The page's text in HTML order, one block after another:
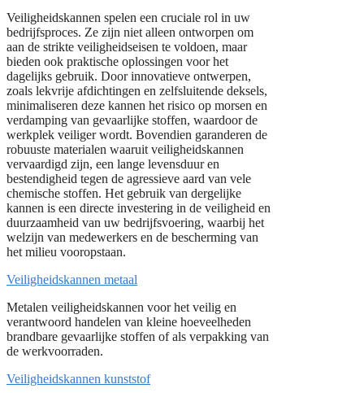
Veiligheidskannen spelen een cruciale rol in uw
bedrijfsproces. Ze zijn niet alleen ontworpen om
aan de strikte veiligheidseisen te voldoen, maar
bieden ook praktische oplossingen voor het
dagelijks gebruik. Door innovatieve ontwerpen,
zoals lekvrije afdichtingen en zelfsluitende deksels,
minimaliseren deze kannen het risico op morsen en
verdamping van gevaarlijke stoffen, waardoor de
werkplek veiliger wordt. Bovendien garanderen de
robuuste materialen waaruit veiligheidskannen
vervaardigd zijn, een lange levensduur en
bestendigheid tegen de agressieve aard van vele
chemische stoffen. Het gebruik van dergelijke
kannen is een directe investering in de veiligheid en
duurzaamheid van uw bedrijfsvoering, waarbij het
welzijn van medewerkers en de bescherming van
het milieu vooropstaan.
Veiligheidskannen metaal
Metalen veiligheidskannen voor het veilig en
verantwoord handelen van kleine hoeveelheden
brandbare gevaarlijke stoffen of als verpakking van
de werkvoorraden.
Veiligheidskannen kunststof